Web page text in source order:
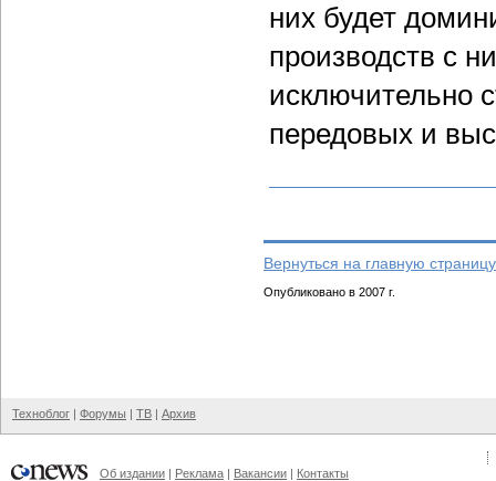
них будет
производств с
исключительно
передовых и
Вернуться на главную
Опубликовано в 2007 г.
Техноблог | Форумы | ТВ | Архив
Об издании | Реклама | Вакансии | Контакты